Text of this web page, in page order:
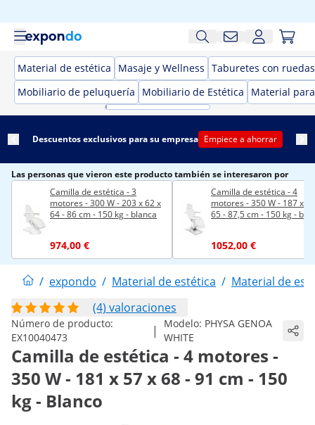
Material de estética Masaje y Wellness Taburetes con
Mobiliario de peluquería
Mobiliario de Estética Material
Descuentos exclusivos para su empresa Empiece a ahorrar
Las personas que vieron este producto también se interesaron por
Camilla de estética - 3
motores - 300 W - 203 x 62 x
64 - 86 cm - 150 kg - blanca
974,00 €
Camilla de estética - 4
motores - 350 W - 187 x
65 - 87,5 cm - 150 kg -
1052,00 €
/ expondo / Material de estética / Material de
(4) valoraciones
Número de producto:
EX10040473
| Modelo: PHYSA GENOA
WHITE
Camilla de estética - 4 motores -
350 W - 181 x 57 x 68 - 91 cm - 150
kg - Blanco